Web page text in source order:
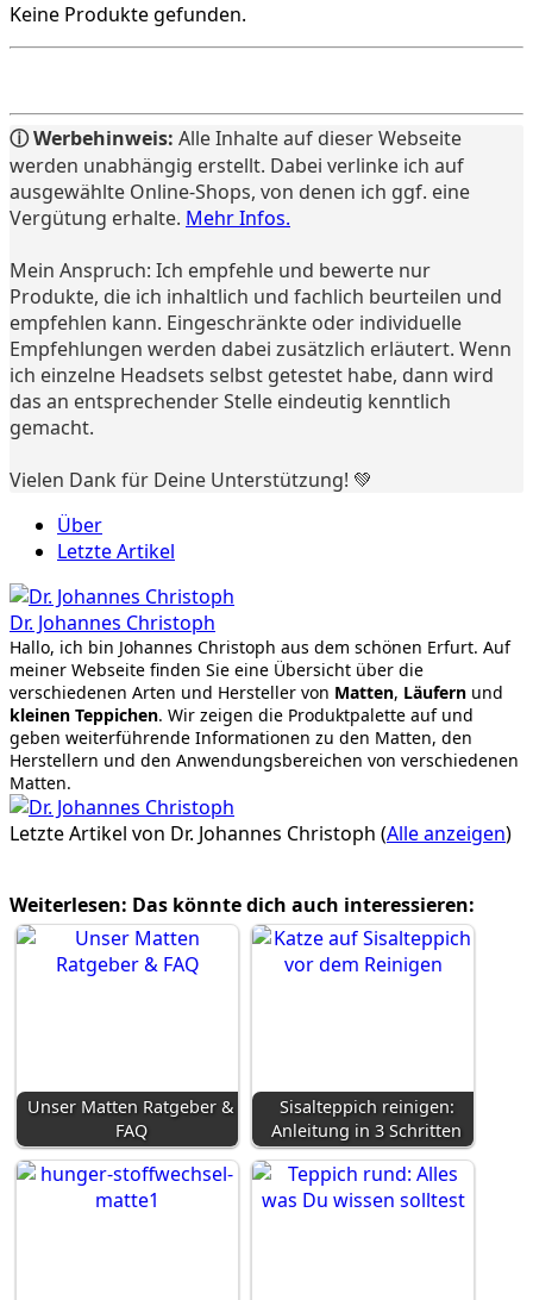
Keine Produkte gefunden.
ⓘ Werbehinweis: Alle Inhalte auf dieser Webseite
werden unabhängig erstellt. Dabei verlinke ich auf
ausgewählte Online-Shops, von denen ich ggf. eine
Vergütung erhalte. Mehr Infos.
Mein Anspruch: Ich empfehle und bewerte nur
Produkte, die ich inhaltlich und fachlich beurteilen und
empfehlen kann. Eingeschränkte oder individuelle
Empfehlungen werden dabei zusätzlich erläutert. Wenn
ich einzelne Headsets selbst getestet habe, dann wird
das an entsprechender Stelle eindeutig kenntlich
gemacht.
Vielen Dank für Deine Unterstützung! 💚
Über
Letzte Artikel
Dr. Johannes Christoph
Hallo, ich bin Johannes Christoph aus dem schönen Erfurt. Auf
meiner Webseite finden Sie eine Übersicht über die
verschiedenen Arten und Hersteller von Matten, Läufern und
kleinen Teppichen. Wir zeigen die Produktpalette auf und
geben weiterführende Informationen zu den Matten, den
Herstellern und den Anwendungsbereichen von verschiedenen
Matten.
Letzte Artikel von Dr. Johannes Christoph (Alle anzeigen)
Weiterlesen: Das könnte dich auch interessieren:
Unser Matten Ratgeber &
FAQ
Sisalteppich reinigen:
Anleitung in 3 Schritten